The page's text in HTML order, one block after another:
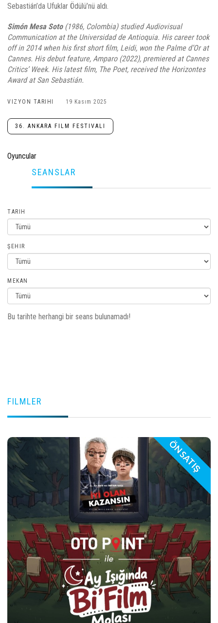
Sebastián’da Ufuklar Ödülü’nü aldı.
Simón Mesa Soto(1986, Colombia) studied Audiovisual
Communication at the Universidad de Antioquia. His career took
off in 2014 when his first short film, Leidi, won the Palme d’Or at
Cannes. His debut feature, Amparo (2022), premiered at Cannes
Critics’ Week. His latest film, The Poet, received the Horizontes
Award at San Sebastián.
VIZYON TARIHI 19 Kasım 2025
36. ANKARA FILM FESTIVALI
Oyuncular
SEANSLAR
TARIH
ŞEHIR
MEKAN
Bu tarihte herhangi bir seans bulunamadı!
FILMLER
play_arrow
style BILET SATIN AL
ÖN SATIŞ